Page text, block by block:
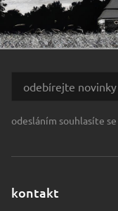
odesláním souhlasíte se
kontakt